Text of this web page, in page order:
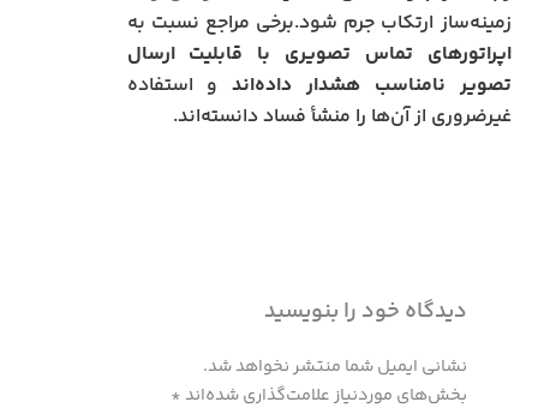
زمینه‌ساز ارتکاب جرم شود.برخی مراجع نسبت به
اپراتورهای تماس تصویری با قابلیت ارسال
تصویر نامناسب هشدار داده‌اندو استفاده
غیرضروری از آن‌ها را منشأ فساد دانسته‌اند.
دیدگاه‌ خود را بنویسید
نشانی ایمیل شما منتشر نخواهد شد.
بخش‌های موردنیاز علامت‌گذاری شده‌اند *